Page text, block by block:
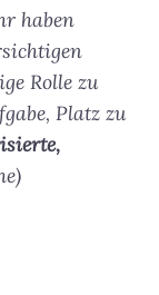
haben
Rolle zu
Platz zu